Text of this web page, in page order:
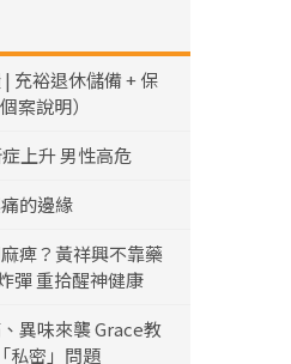
充裕退休儲備 + 保
案說明）
上升 男性高危
的邊緣
痺？黃祥興不靠藥
彈 重拾醒神健康
異味來襲 Grace教
私密」問題